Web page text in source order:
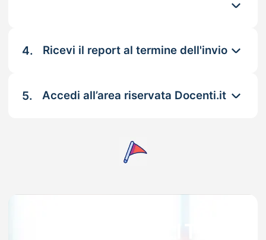
4. Ricevi il report al termine dell'invio
5. Accedi all’area riservata Docenti.it